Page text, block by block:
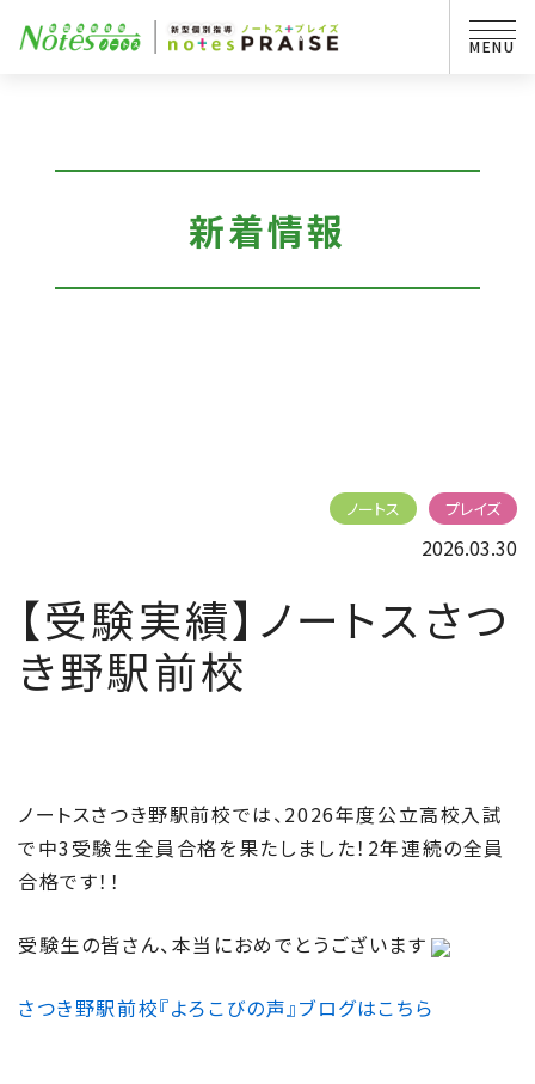
新着情報
ノートス プレイズ
2026.03.30
【受験実績】ノートスさつ
き野駅前校
ノートスさつき野駅前校では、2026年度公立高校入試
で中3受験生全員合格を果たしました！2年連続の全員
合格です！！
受験生の皆さん、本当におめでとうございます
さつき野駅前校『よろこびの声』ブログはこちら